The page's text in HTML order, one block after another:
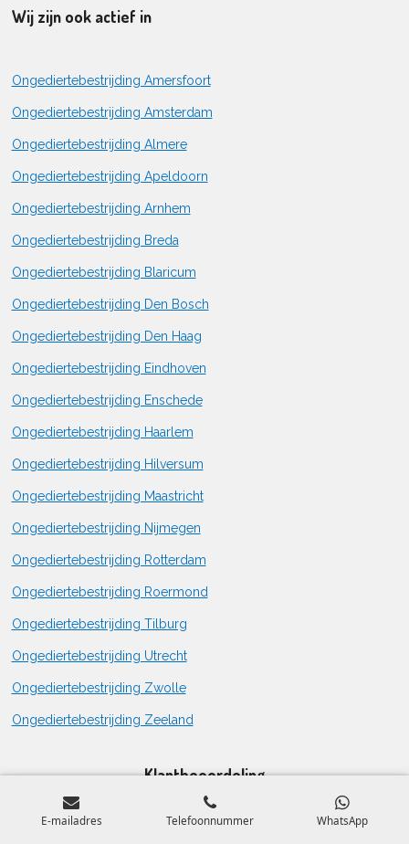
Wij zijn ook actief in
Ongediertebestrijding Amersfoort
Ongediertebestrijding Amsterdam
Ongediertebestrijding Almere
Ongediertebestrijding Apeldoorn
Ongediertebestrijding Arnhem
Ongediertebestrijding Breda
Ongediertebestrijding Blaricum
Ongediertebestrijding Den Bosch
Ongediertebestrijding Den Haag
Ongediertebestrijding Eindhoven
Ongediertebestrijding Enschede
Ongediertebestrijding Haarlem
Ongediertebestrijding Hilversum
Ongediertebestrijding Maastricht
Ongediertebestrijding Nijmegen
Ongediertebestrijding Rotterdam
Ongediertebestrijding Roermond
Ongediertebestrijding Tilburg
Ongediertebestrijding Utrecht
Ongediertebestrijding Zwolle
Ongediertebestrijding Zeeland
Klantbeoordeling
E-mailadres Telefoonnummer WhatsApp